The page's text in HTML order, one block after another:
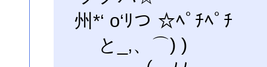
州*‘ o‘ﾘつ ☆ﾍﾟﾁﾍﾟﾁ
と_,、⌒) )